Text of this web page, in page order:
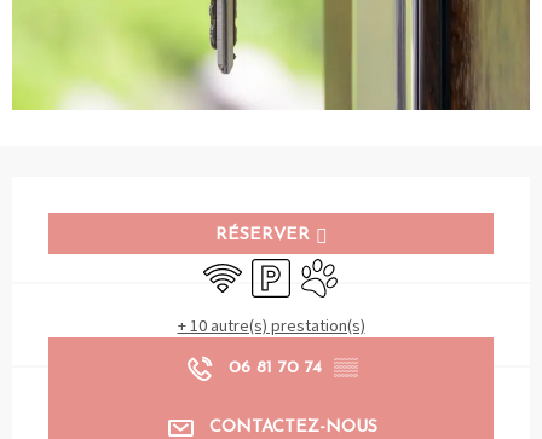
RÉSERVER
WiFi ParkingAnimaux acceptés
+ 10 autre(s) prestation(s)
06 81 70 74 ▒▒
CONTACTEZ-NOUS